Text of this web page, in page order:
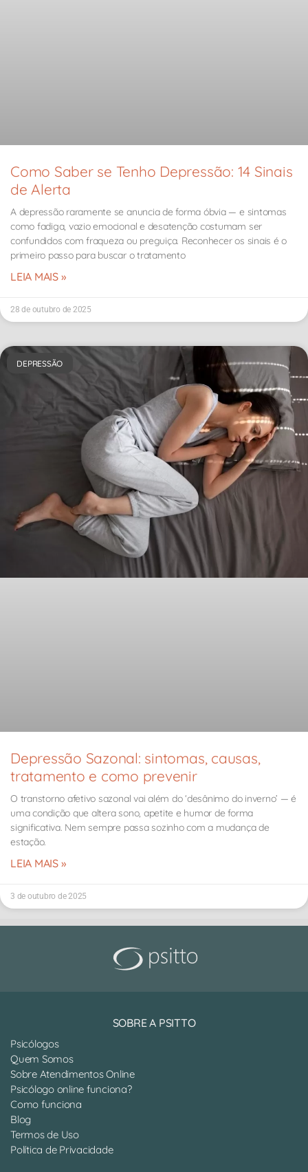
Como Saber se Tenho Depressão: 14 Sinais
de Alerta
A depressão raramente se anuncia de forma óbvia — e sintomas
como fadiga, vazio emocional e desatenção costumam ser
confundidos com fraqueza ou preguiça. Reconhecer os sinais é o
primeiro passo para buscar o tratamento
LEIA MAIS »
28 de outubro de 2025
DEPRESSÃO
Depressão Sazonal: sintomas, causas,
tratamento e como prevenir
O transtorno afetivo sazonal vai além do ‘desânimo do inverno’ — é
uma condição que altera sono, apetite e humor de forma
significativa. Nem sempre passa sozinho com a mudança de
estação.
LEIA MAIS »
3 de outubro de 2025
SOBRE A PSITTO
Psicólogos
Quem Somos
Sobre Atendimentos Online
Psicólogo online funciona?
Como funciona
Blog
Termos de Uso
Política de Privacidade